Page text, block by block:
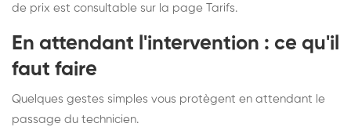
de prix est consultable sur la page Tarifs.
En attendant l'intervention : ce qu'il
faut faire
Quelques gestes simples vous protègent en attendant le
passage du technicien.